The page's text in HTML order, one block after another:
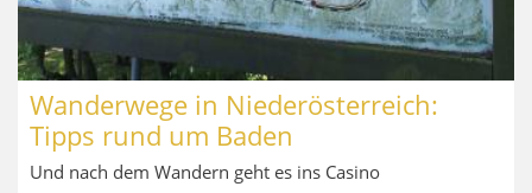
Wanderwege in Niederösterreich:
Tipps rund um Baden
Und nach dem Wandern geht es ins Casino